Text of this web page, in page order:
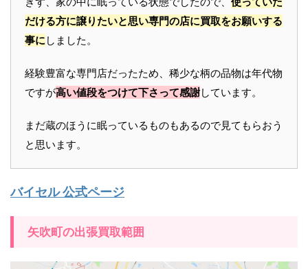
だける方に譲りたいと思い専門の店に買取をお願いする
事にしました。
経験豊富な専門店だったため、稀少な柄の品物は年代物
ですが高い値段をつけて下さって感謝しています。
まだ蔵のほうに眠っているものもあるので見てもらおう
と思います。
バイセル 公式ページ
矢吹町の出張買取範囲